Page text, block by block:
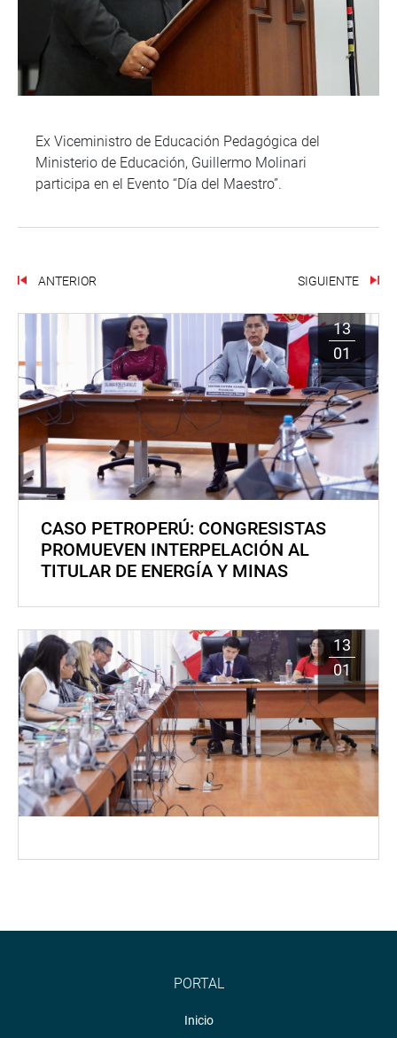
Ex Viceministro de Educación Pedagógica del
Ministerio de Educación, Guillermo Molinari
participa en el Evento “Día del Maestro”.
ANTERIOR SIGUIENTE
13
01
CASO PETROPERÚ: CONGRESISTAS
PROMUEVEN INTERPELACIÓN AL
TITULAR DE ENERGÍA Y MINAS
13
01
PORTAL
Inicio